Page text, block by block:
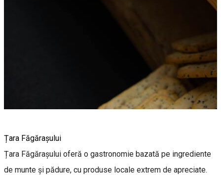
Țara Făgărașului
Țara Făgărașului oferă o gastronomie bazată pe ingrediente
de munte și pădure, cu produse locale extrem de apreciate.